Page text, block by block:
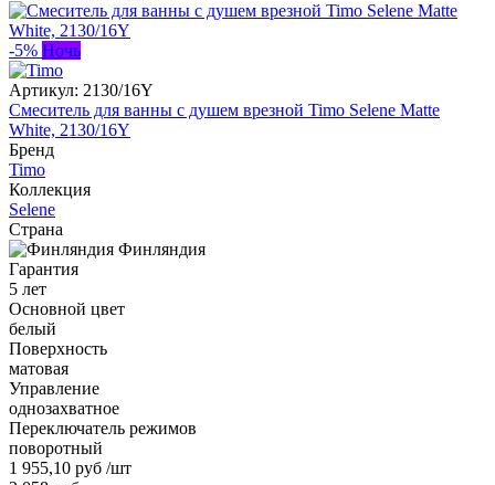
-5% Ночь
Артикул: 2130/16Y
Смеситель для ванны с душем врезной Timo Selene Matte
White, 2130/16Y
Бренд
Timo
Коллекция
Selene
Страна
Финляндия
Гарантия
5 лет
Основной цвет
белый
Поверхность
матовая
Управление
однозахватное
Переключатель режимов
поворотный
1 955,10 руб /шт